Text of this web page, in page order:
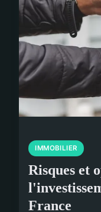
IMMOBILIER
Risques et
France